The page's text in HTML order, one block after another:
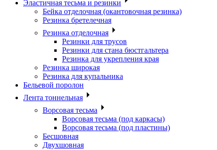
Эластичная тесьма и резинки
Бейка отделочная (окантовочная резинка)
Резинка бретелечная
Резинка отделочная
Резинки для трусов
Резинки для стана бюстгальтера
Резинка для укрепления края
Резинка широкая
Резинка для купальника
Бельевой поролон
Лента тоннельная
Ворсовая тесьма
Ворсовая тесьма (под каркасы)
Ворсовая тесьма (под пластины)
Бесшовная
Двухшовная